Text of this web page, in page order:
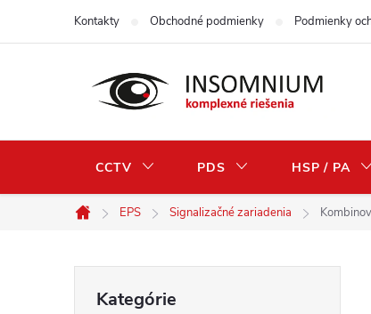
Kontakty Obchodné podmienky Podmienky
CCTV PDS HSP / PA
Domov
EPS Signalizačné zariadenia
kategórie
Kategórie